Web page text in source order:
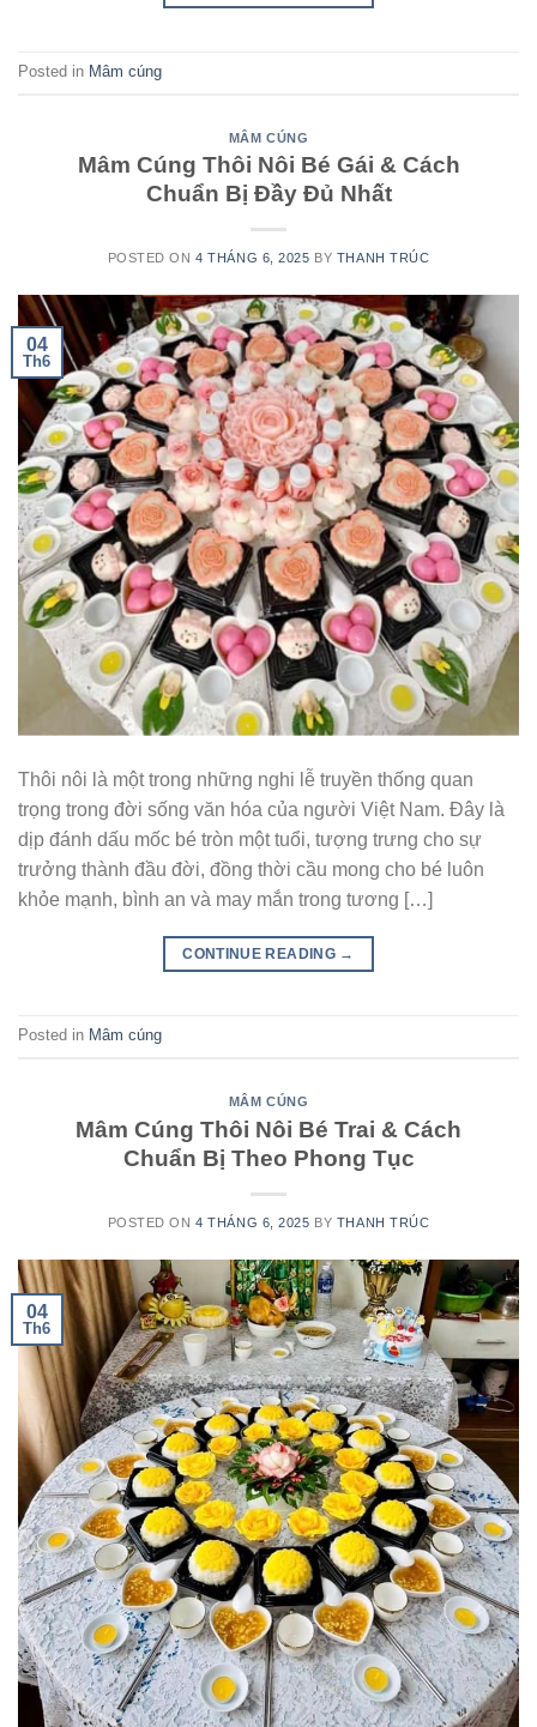
Posted in Mâm cúng
MÂM CÚNG
Mâm Cúng Thôi Nôi Bé Gái & Cách
Chuẩn Bị Đầy Đủ Nhất
POSTED ON4 THÁNG 6, 2025 BY THANH TRÚC
04
Th6
Thôi nôi là một trong những nghi lễ truyền thống quan
trọng trong đời sống văn hóa của người Việt Nam. Đây là
dịp đánh dấu mốc bé tròn một tuổi, tượng trưng cho sự
trưởng thành đầu đời, đồng thời cầu mong cho bé luôn
khỏe mạnh, bình an và may mắn trong tương […]
CONTINUE READING →
Posted in Mâm cúng
MÂM CÚNG
Mâm Cúng Thôi Nôi Bé Trai & Cách
Chuẩn Bị Theo Phong Tục
POSTED ON4 THÁNG 6, 2025 BY THANH TRÚC
04
Th6